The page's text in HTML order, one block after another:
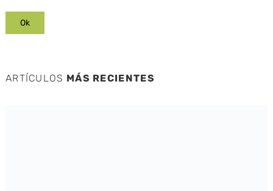
ARTÍCULOS MÁS RECIENTES